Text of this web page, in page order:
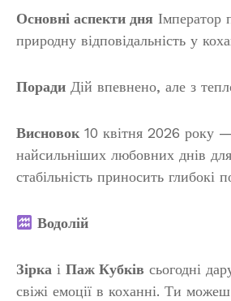
Основні аспекти дня Імператор
природну відповідальність у
Поради Дій впевнено, але з
Висновок 10 квітня 2026 року
найсильніших любовних днів
стабільність приносить глибокі
Водолій
Зірка і Паж Кубків сьогодні
свіжі емоції в коханні. Ти